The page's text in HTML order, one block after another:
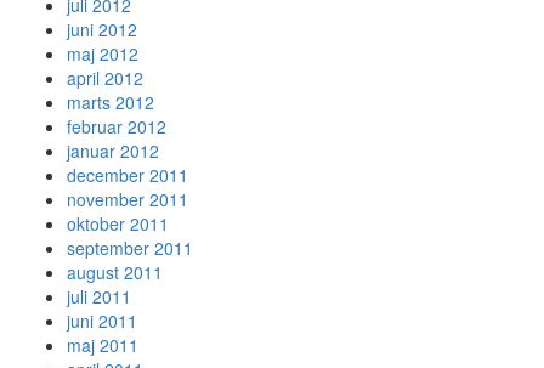
juni 2012
maj 2012
april 2012
marts 2012
februar 2012
januar 2012
december 2011
november 2011
oktober 2011
september 2011
august 2011
juli 2011
juni 2011
maj 2011